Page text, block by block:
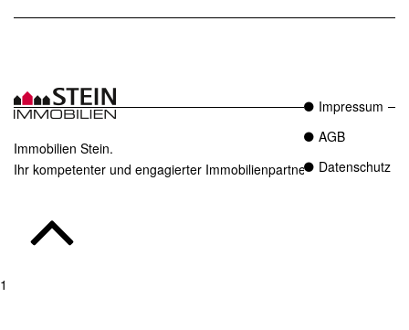
Immobilien Stein.
Ihr kompetenter und engagierter Immobilienpartner in Essen.
Impressum
AGB
Datenschutz
1